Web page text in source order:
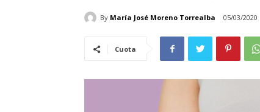
By María José Moreno Torrealba 05/03/2020
Cuota